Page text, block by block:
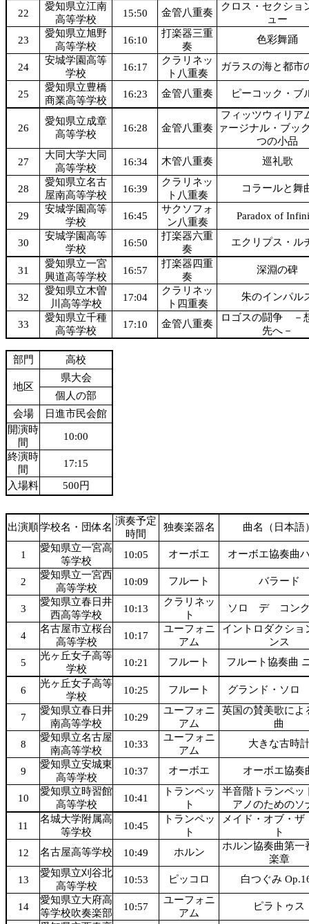
22
愛知県立江南
高等学校
15:50 金管八重奏
クロス・セクショ
ュー
23
愛知県立旭野
高等学校
16:10
打楽器三重
奏
色彩舞踊
24
安城学園高等
学校
16:17
クラリネッ
ト八重奏
ガラスの海と都市
25
愛知県立豊橋
商業高等学校
16:23 金管八重奏 ピーコック・ブ
26
愛知県立成章
高等学校
16:28 金管八重奏
フィッツウィリア
ァージナル・ブッ
つの小品
27
大同大学大同
高等学校
16:34 木管八重奏 巡礼歌
28
愛知県立名古
屋南高等学校
16:39
クラリネッ
ト八重奏
コラールと舞
29
安城学園高等
学校
16:45
サクソフォ
ン八重奏
Paradox of
30
安城学園高等
学校
16:50
打楽器六重
奏
エクリプス・ル
31
愛知県立一宮
興道高等学校
16:57
打楽器四重
奏
深淵の碑
32
愛知県立木曽
川高等学校
17:04
クラリネッ
ト四重奏
朱のインパル
33
愛知県立千種
高等学校
17:10 金管八重奏
ロゴスの闘争 －
先へ－
部門 高校
地区
県大会
個人の部
会場
日進市民会館
開演時
間
10:00
終演時
間
17:15
入場料
500円
出演順学校名・団体名
演奏予定
時間
独奏楽器名 曲名（日本語
1
愛知県立一宮高
等学校
10:05 オーボエ オーボエ協奏曲
2
愛知県立一宮西
高等学校
10:09 フルート バラード
3
愛知県立春日井
西高等学校
10:13
クラリネッ
ト
ソロ デ コン
4
名古屋市立桜台
高等学校
10:17
ユーフォニ
アム
イントロダクショ
ンス
5
光ヶ丘女子高等
学校
10:21 フルート フルート協奏曲
6
光ヶ丘女子高等
学校
10:25 フルート グランド・ソロ
7
愛知県立春日井
南高等学校
10:29
ユーフォニ
アム
英国の賛美歌によ
曲
8
愛知県立名古屋
南高等学校
10:33
ユーフォニ
アム
大きな古時
9
愛知県立安城東
高等学校
10:37 オーボエ オーボエ協奏
10
愛知県立時習館
高等学校
10:41
トランペッ
ト
半音階トランペッ
アノのためのソ
11
名城大学附属高
等学校
10:45
トランペッ
ト
メイド・オブ・ザ
ト
12
名古屋高等学校 10:49 ホルン
ホルン協奏曲第一
楽章
13
愛知県立刈谷北
高等学校
10:53 ピッコロ 白つぐみ
14
愛知県立大府高
等学校吹奏楽部
10:57
ユーフォニ
アム
ピラトゥス